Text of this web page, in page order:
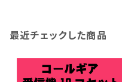
最近チェックした商品